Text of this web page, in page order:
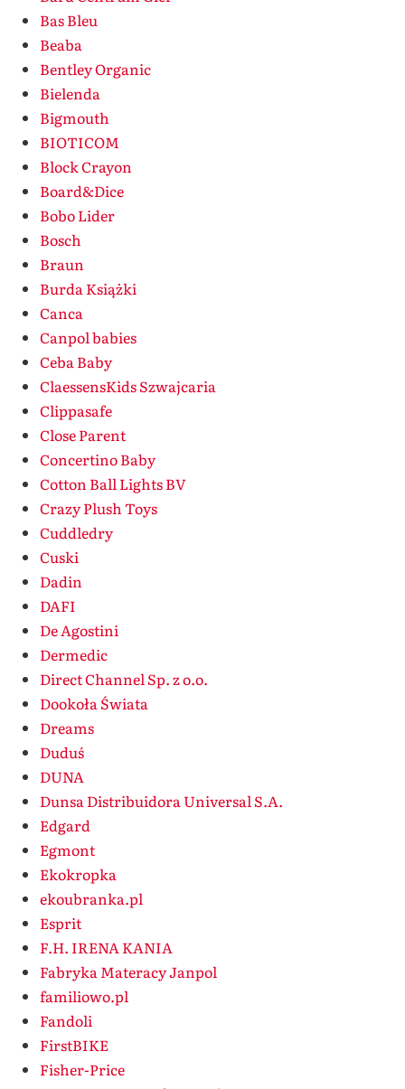
Bas Bleu
Beaba
Bentley Organic
Bielenda
Bigmouth
BIOTICOM
Block Crayon
Board&Dice
Bobo Lider
Bosch
Braun
Burda Książki
Canca
Canpol babies
Ceba Baby
ClaessensKids Szwajcaria
Clippasafe
Close Parent
Concertino Baby
Cotton Ball Lights BV
Crazy Plush Toys
Cuddledry
Cuski
Dadin
DAFI
De Agostini
Dermedic
Direct Channel Sp. z o.o.
Dookoła Świata
Dreams
Duduś
DUNA
Dunsa Distribuidora Universal S.A.
Edgard
Egmont
Ekokropka
ekoubranka.pl
Esprit
F.H. IRENA KANIA
Fabryka Materacy Janpol
familiowo.pl
Fandoli
FirstBIKE
Fisher-Price